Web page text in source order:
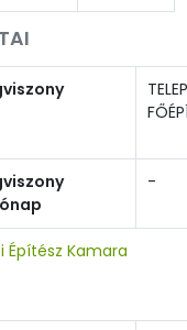
-
Építész Kamara